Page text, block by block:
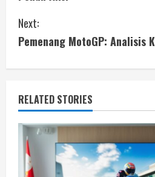
n
t
i
n
u
e
R
Next:
Pemenang MotoGP: Analisis
RELATED STORIES